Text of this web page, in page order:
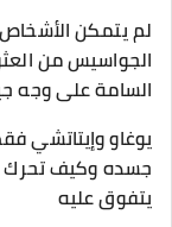
لم يتمكن الأشخاص
الجواسيس من
السامة على وجه
يوغاو وإيتاتشي
جسده وكيف تحرك
يتفوق عليه